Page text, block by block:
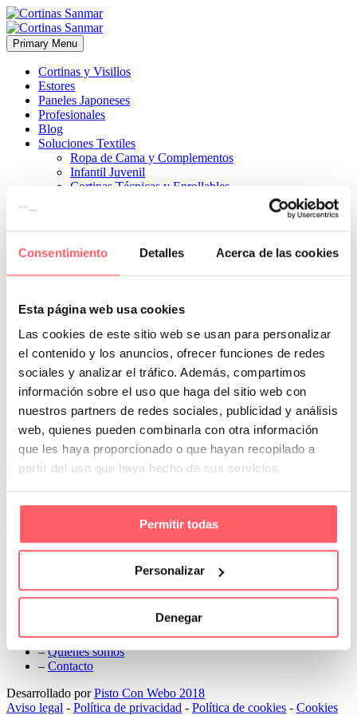
Consentimiento Detalles Acerca de las cookies
Esta página web usa cookies
Las cookies de este sitio web se usan para personalizar
el contenido y los anuncios, ofrecer funciones de redes
sociales y analizar el tráfico. Además, compartimos
información sobre el uso que haga del sitio web con
nuestros partners de redes sociales, publicidad y análisis
web, quienes pueden combinarla con otra información
que les haya proporcionado o que hayan recopilado a
partir del uso que haya hecho de sus servicios.
Permitir todas
Personalizar
Denegar
Primary Menu
Cortinas y Visillos
Estores
Paneles Japoneses
Profesionales
Blog
Soluciones Textiles
Ropa de Cama y Complementos
Infantil Juvenil
Cortinas Técnicas y Enrollables
¿Quiénes Somos?
Contacto
7 abril, 2020
ESTILO MODERNO
Los tono claros permiten una entrada perfecta de la luz natural
Prev
Next
Conoce Cortinas Sanmar
c/ Madrid nº 87 Local 1 y 5 28970 Madrid
91 498 08 97
699 241 888
info@cortinassanmar.es
–Servicios personalizados
–Nuestros proyectos
–Quiénes somos
– Contacto
Desarrollado porPisto Con Webo 2018
Aviso legal - Política de privacidad - Política de cookies - Cookies